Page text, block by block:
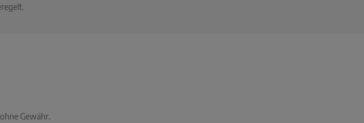
Gewähr.